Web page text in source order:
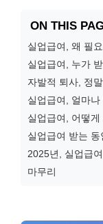
ON THIS
실업급여, 왜 필
실업급여, 누가
자발적 퇴사, 정
실업급여, 얼마
실업급여, 어떻
실업급여 받는
2025년, 실업급
마무리